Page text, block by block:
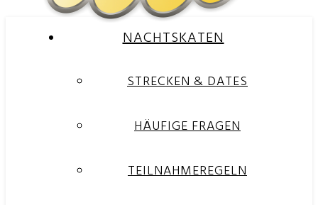
NACHTSKATEN
STRECKEN & DATES
HÄUFIGE FRAGEN
TEILNAHMEREGELN